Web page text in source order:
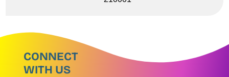
CONNECT
WITH US